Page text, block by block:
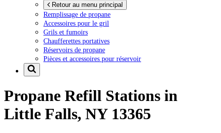
Retour au menu principal
Remplissage de propane
Accessoires pour le gril
Grils et fumoirs
Chaufferettes portatives
Réservoirs de propane
Pièces et accessoires pour réservoir
Propane Refill Stations in
Little Falls, NY 13365